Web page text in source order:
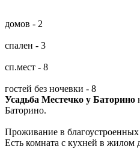
домов - 2
спален - 3
сп.мест - 8
гостей без ночевки - 8
Усадьба Местечко у Баторино
Баторино.
Проживание в
Есть комната с кухней в жилом